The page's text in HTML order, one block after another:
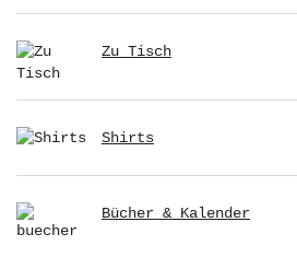
Zu Tisch
Shirts
Bücher & Kalender